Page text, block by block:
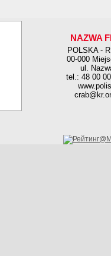
NAZWA
POLSKA -
00-000
ul.
tel.: 48 00